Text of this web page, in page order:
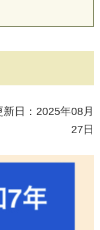
日：2025年08月
27日